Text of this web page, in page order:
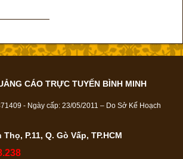
CÁO TRỰC TUYẾN BÌNH MINH
- Ngày cấp: 23/05/2011 – Do Sở Kế Hoạch
P.11, Q. Gò Vấp, TP.HCM